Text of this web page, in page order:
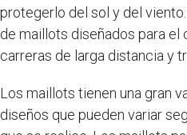
protegerlo del sol y del
de maillots diseñados para el
carreras de larga distancia y
Los maillots tienen una gran
diseños que pueden variar